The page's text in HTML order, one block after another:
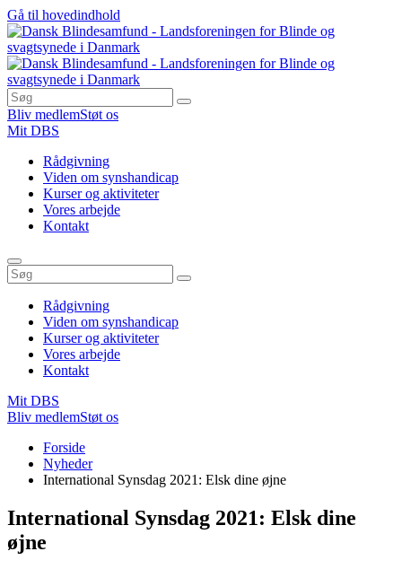
Gå til hovedindhold
Bliv medlemStøt os
Mit DBS
Rådgivning
Viden om synshandicap
Kurser og aktiviteter
Vores arbejde
Kontakt
Rådgivning
Viden om synshandicap
Kurser og aktiviteter
Vores arbejde
Kontakt
Mit DBS
Bliv medlemStøt os
Forside
Nyheder
International Synsdag 2021: Elsk dine øjne
International Synsdag 2021: Elsk dine
øjne